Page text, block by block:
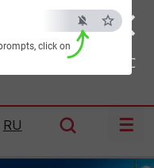
×
ESC
click on
Шымкент:26°C
RU ☰